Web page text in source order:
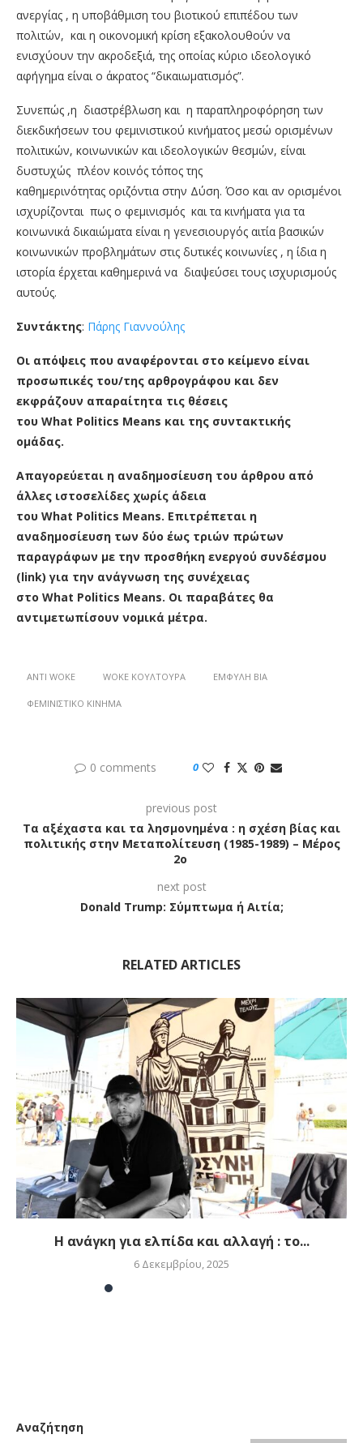
ανεργίας , η υποβάθμιση του βιοτικού επιπέδου των
πολιτών, και η οικονομική κρίση εξακολουθούν να
ενισχύουν την ακροδεξιά, της οποίας κύριο ιδεολογικό
αφήγημα είναι ο άκρατος “δικαιωματισμός”.
Συνεπώς ,η διαστρέβλωση και η παραπληροφόρηση των
διεκδικήσεων του φεμινιστικού κινήματος μεσώ ορισμένων
πολιτικών, κοινωνικών και ιδεολογικών θεσμών, είναι
δυστυχώς πλέον κοινός τόπος της
καθημερινότητας οριζόντια στην Δύση. Όσο και αν ορισμένοι
ισχυρίζονται πως ο φεμινισμός και τα κινήματα για τα
κοινωνικά δικαιώματα είναι η γενεσιουργός αιτία βασικών
κοινωνικών προβλημάτων στις δυτικές κοινωνίες , η ίδια η
ιστορία έρχεται καθημερινά να διαψεύσει τους ισχυρισμούς
αυτούς.
Συντάκτης: Πάρης Γιαννούλης
Οι απόψεις που αναφέρονται στο κείμενο είναι
προσωπικές του/της αρθρογράφου και δεν
εκφράζουν απαραίτητα τις θέσεις
του What Politics Means και της συντακτικής
ομάδας.
Απαγορεύεται η αναδημοσίευση του άρθρου από
άλλες ιστοσελίδες χωρίς άδεια
του What Politics Means. Επιτρέπεται η
αναδημοσίευση των δύο έως τριών πρώτων
παραγράφων με την προσθήκη ενεργού συνδέσμου
(link) για την ανάγνωση της συνέχειας
στο What Politics Means. Οι παραβάτες θα
αντιμετωπίσουν νομικά μέτρα.
ANTI WOKE WOKE ΚΟΥΛΤΟΎΡΑ ΈΜΦΥΛΗ ΒΊΑ
ΦΕΜΙΝΙΣΤΙΚΌ ΚΊΝΗΜΑ
0 comments 0
previous post
Τα αξέχαστα και τα λησμονημένα : η σχέση βίας και
πολιτικής στην Μεταπολίτευση (1985-1989) – Μέρος
2ο
next post
Donald Trump: Σύμπτωμα ή Αιτία;
RELATED ARTICLES
Η ανάγκη για ελπίδα και αλλαγή : το...
6 Δεκεμβρίου, 2025
Αναζήτηση